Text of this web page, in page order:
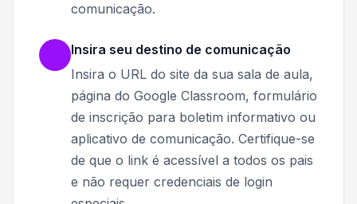
comunicação.
Insira seu destino de comunicação
Insira o URL do site da sua sala de aula,
página do Google Classroom, formulário
de inscrição para boletim informativo ou
aplicativo de comunicação. Certifique-se
de que o link é acessível a todos os pais
e não requer credenciais de login